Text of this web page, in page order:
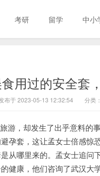
考研 留学 中小
用过的安全套
布于 2023-05-13 12:32:54 分类：
游，却发生了出乎意料的
孕套，这让孟女士倍感惊恐
从哪里来的。孟女士追
健康，他们咨询了武汉大